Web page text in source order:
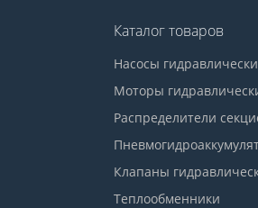
Каталог товаров
Насосы
Моторы
Распределители
Клапаны
Теплообменники